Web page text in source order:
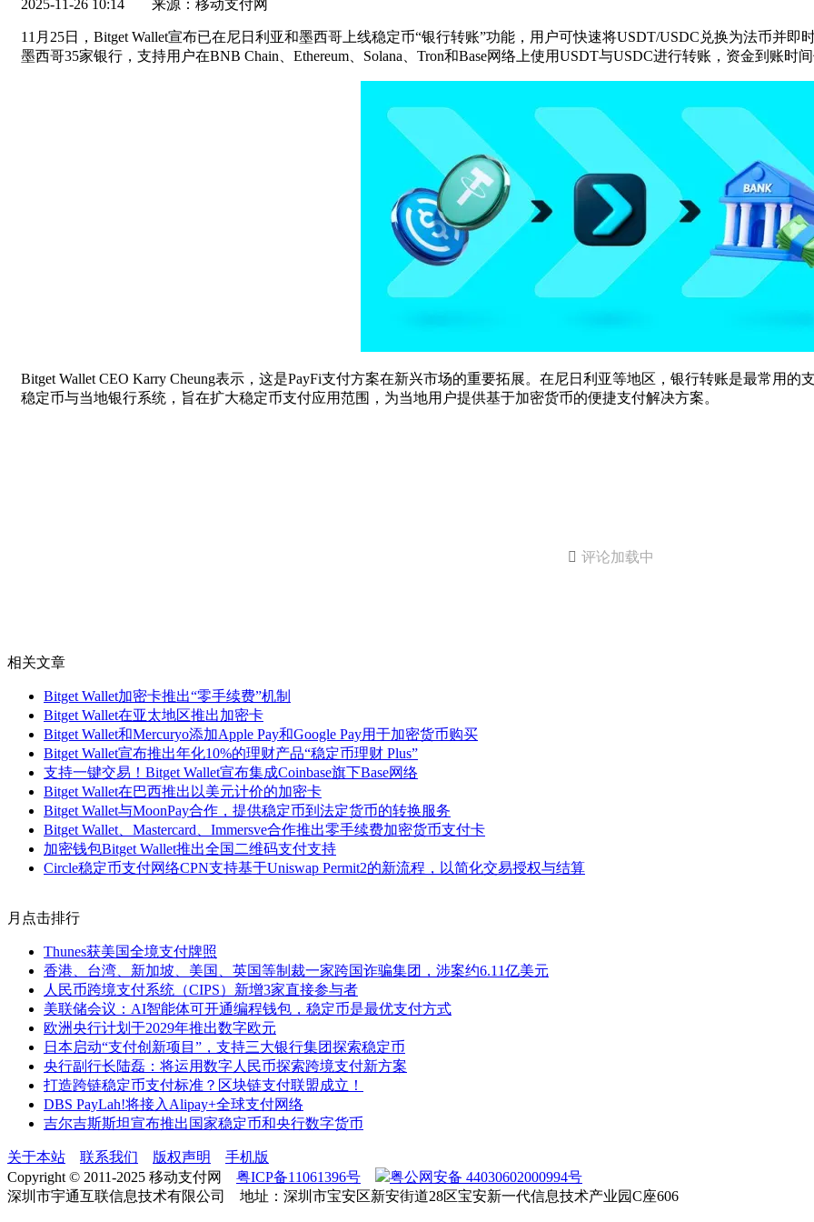
2025-11-26 10:14 来源：移动支付网
11月25日，Bitget Wallet宣布已在尼日利亚和墨西哥上线稳定币“银行转账”功能，用户可快速将USDT/USDC兑换为法币并
墨西哥35家银行，支持用户在BNB Chain、Ethereum、Solana、Tron和Base网络上使用USDT与USDC进行转账，资金到账时间
Bitget Wallet CEO Karry Cheung表示，这是PayFi支付方案在新兴市场的重要拓展。在尼日利亚等地区，银行转账是最常用
稳定币与当地银行系统，旨在扩大稳定币支付应用范围，为当地用户提供基于加密货币的便捷支付解决方案。
 评论加载中
相关文章
Bitget Wallet加密卡推出“零手续费”机制
Bitget Wallet在亚太地区推出加密卡
Bitget Wallet和Mercuryo添加Apple Pay和Google Pay用于加密货币购买
Bitget Wallet宣布推出年化10%的理财产品“稳定币理财 Plus”
支持一键交易！Bitget Wallet宣布集成Coinbase旗下Base网络
Bitget Wallet在巴西推出以美元计价的加密卡
Bitget Wallet与MoonPay合作，提供稳定币到法定货币的转换服务
Bitget Wallet、Mastercard、Immersve合作推出零手续费加密货币支付卡
加密钱包Bitget Wallet推出全国二维码支付支持
Circle稳定币支付网络CPN支持基于Uniswap Permit2的新流程，以简化交易授权与结算
月点击排行
Thunes获美国全境支付牌照
香港、台湾、新加坡、美国、英国等制裁一家跨国诈骗集团，涉案约6.11亿美元
人民币跨境支付系统（CIPS）新增3家直接参与者
美联储会议：AI智能体可开通编程钱包，稳定币是最优支付方式
欧洲央行计划于2029年推出数字欧元
日本启动“支付创新项目”，支持三大银行集团探索稳定币
央行副行长陆磊：将运用数字人民币探索跨境支付新方案
打造跨链稳定币支付标准？区块链支付联盟成立！
DBS PayLah!将接入Alipay+全球支付网络
吉尔吉斯斯坦宣布推出国家稳定币和央行数字货币
关于本站 联系我们 版权声明
手机版
Copyright © 2011-2025 移动支付网 粤ICP备11061396号
粤公网安备 44030602000994号
深圳市宇通互联信息技术有限公司 地址：深圳市宝安区新安街道28区宝安新一代信息技术产业园C座606